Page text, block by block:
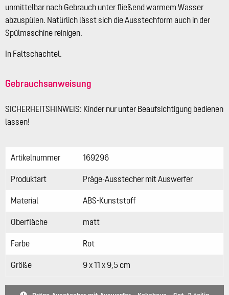
unmittelbar nach Gebrauch unter fließend warmem Wasser
abzuspülen. Natürlich lässt sich die Ausstechform auch in der
Spülmaschine reinigen.
In Faltschachtel.
Gebrauchsanweisung
SICHERHEITSHINWEIS: Kinder nur unter Beaufsichtigung bedienen
lassen!
Artikelnummer 169296
Produktart Präge-Ausstecher mit Auswerfer
Material ABS-Kunststoff
Oberfläche matt
Farbe Rot
Größe 9 x 11 x 9,5 cm